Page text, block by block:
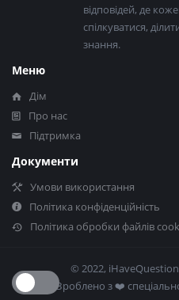
відповідей, де
спілкуватися,
знання.
Меню
Дім
Про нас
Підтримка
Документи
Умови використання
Політика конфіденційність
Політика обробки файлів
© 2022,
Зроблено з ❤️​